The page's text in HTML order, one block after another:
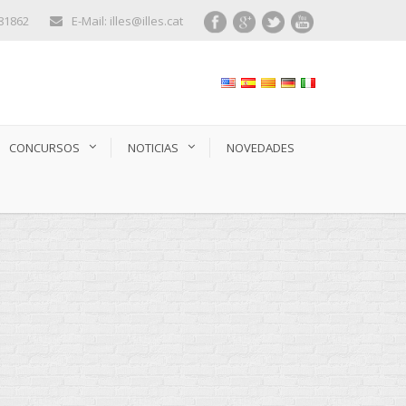
E-Mail: illes@illes.cat
CONCURSOS NOTICIAS NOVEDADES